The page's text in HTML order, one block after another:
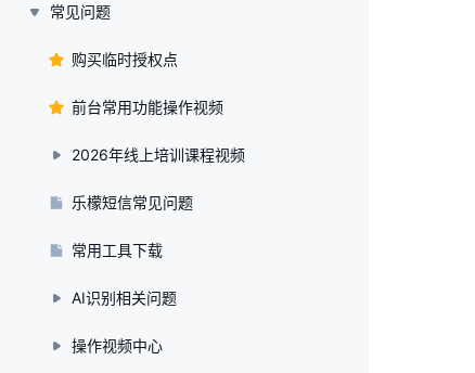
常见问题
购买临时授权点
前台常用功能操作视频
2026年线上培训课程视频
乐檬短信常见问题
常用工具下载
AI识别相关问题
操作视频中心